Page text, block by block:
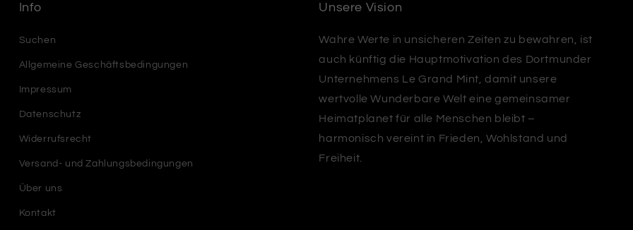
Info
Suchen
Allgemeine Geschäftsbedingungen
Impressum
Datenschutz
Widerrufsrecht
Versand- und Zahlungsbedingungen
Über uns
Kontakt
Unsere Vision
Wahre Werte in unsicheren Zeiten zu bewahren, ist
auch künftig die Hauptmotivation des Dortmunder
Unternehmens Le Grand Mint, damit unsere
wertvolle Wunderbare Welt eine gemeinsamer
Heimatplanet für alle Menschen bleibt –
harmonisch vereint in Frieden, Wohlstand und
Freiheit.